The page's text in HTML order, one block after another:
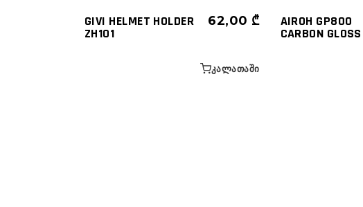
GIVI HELMET HOLDER
ZH101
62,00 ₾
ᲙᲐᲚᲐᲗᲐᲨᲘ
AIROH GP800
CARBON GLOSS